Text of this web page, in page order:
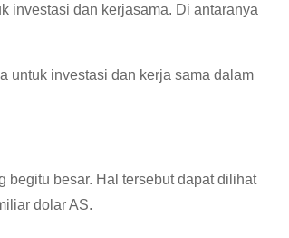
investasi dan kerjasama. Di antaranya
untuk investasi dan kerja sama dalam
begitu besar. Hal tersebut dapat dilihat
dolar AS.